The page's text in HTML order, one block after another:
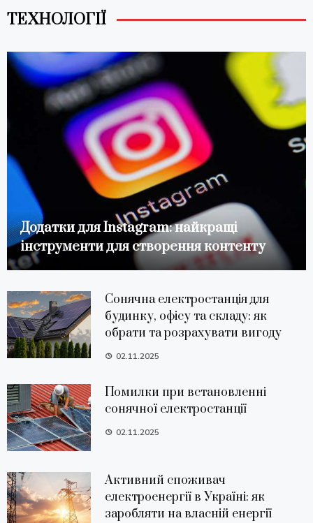
ТЕХНОЛОГІЇ
Додатки для Instagram: найкращі
інструменти для створення контенту
Сонячна електростанція для
будинку, офісу та складу: як
обрати та розрахувати вигоду
02.11.2025
Помилки при встановленні
сонячної електростанції
02.11.2025
Активний споживач
електроенергії в Україні: як
заробляти на власній енергії